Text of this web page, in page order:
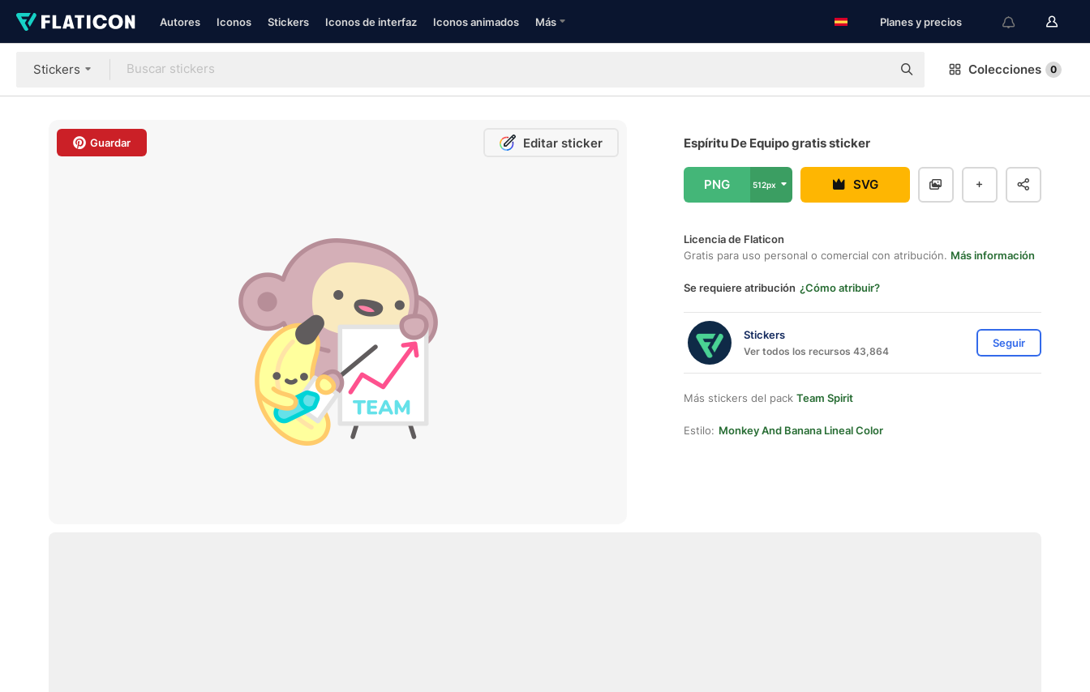
Autores Iconos Stickers Iconos de interfaz Iconos animados Más Planes y precios
Stickers Colecciones 0
Guardar Editar sticker Espíritu De Equipo gratis sticker
PNG 512px SVG
Licencia de Flaticon
Gratis para uso personal o comercial con atribución. Más información
Se requiere atribución ¿Cómo atribuir?
Stickers
Ver todos los recursos 43,864
Seguir
Más stickers del pack Team Spirit
Estilo: Monkey And Banana Lineal Color